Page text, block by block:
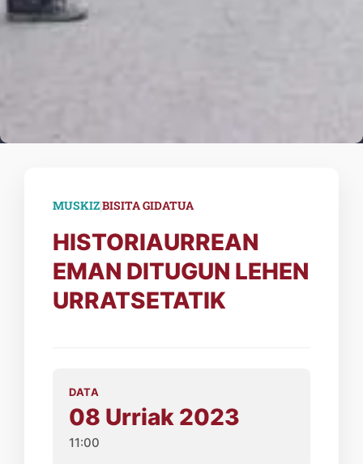
MUSKIZ|BISITA GIDATUA
HISTORIAURREAN
EMAN DITUGUN LEHEN
URRATSETATIK
DATA
08 Urriak 2023
11:00